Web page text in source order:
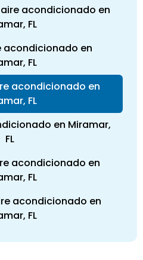
acondicionado en
FL
acondicionado en
FL
acondicionado en
FL
en Miramar,
FL
acondicionado en
FL
acondicionado en
FL